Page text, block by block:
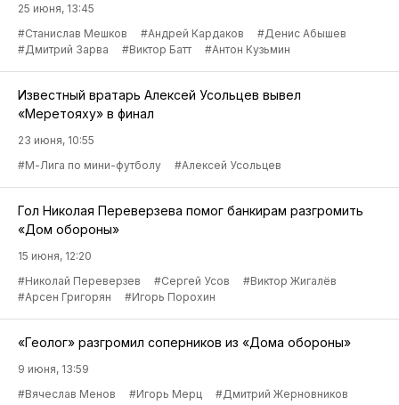
25 июня, 13:45
#Станислав Мешков
#Андрей Кардаков
#Денис Абышев
#Дмитрий Зарва
#Виктор Батт #Антон Кузьмин
Известный вратарь Алексей Усольцев вывел
«Меретояху» в финал
23 июня, 10:55
#М-Лига по мини-футболу
#Алексей Усольцев
Гол Николая Переверзева помог банкирам разгромить
«Дом обороны»
15 июня, 12:20
#Николай Переверзев
#Сергей Усов
#Виктор Жигалёв
#Арсен Григорян
#Игорь Порохин
«Геолог» разгромил соперников из «Дома обороны»
9 июня, 13:59
#Вячеслав Менов
#Игорь Мерц #Дмитрий Жерновников